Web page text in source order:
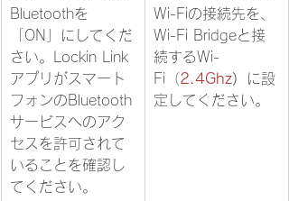
Bluetoothを
「ON」にしてくだ
さい。Lockin Link
アプリがスマート
フォンのBluetooth
サービスへのアク
セスを許可されて
いることを確認し
てください。
Wi-Fiの接続先を、
Wi-Fi Bridgeと接
続するWi-
Fi（2.4Ghz）
に設
定してください。